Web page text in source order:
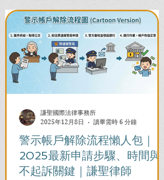
警示帳戶解除流程懶人包｜
2025最新申請步驟、時間與
不起訴關鍵｜謙聖律師
謙聖國際法律事務所
2025年12月8日
讀畢需時 6 分鐘